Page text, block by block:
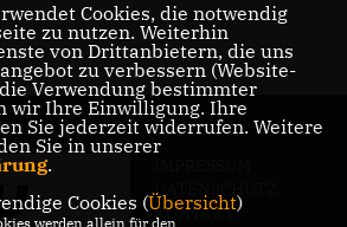
DATENSCHUTZ
KONTAKT
Cookies, die notwendig
zu nutzen. Weiterhin
von Drittanbietern, die uns
zu verbessern (Website-
Verwendung bestimmter
wir Ihre Einwilligung. Ihre
Sie jederzeit widerrufen. Weitere
Sie in unserer
.
Cookies (Übersicht)
werden allein für den